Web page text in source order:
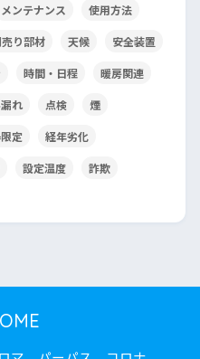
メンテナンス 使用方法
売り部材 天候 安全装置
時間・日程 暖房関連
れ 点検 煙
定 経年劣化
設定温度 詐欺